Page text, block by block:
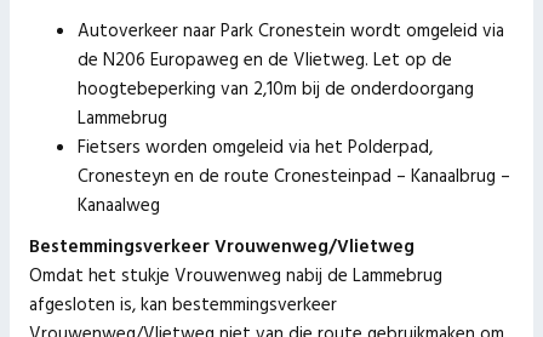
Autoverkeer naar Park Cronestein wordt omgeleid via
de N206 Europaweg en de Vlietweg. Let op de
hoogtebeperking van 2,10m bij de onderdoorgang
Lammebrug
Fietsers worden omgeleid via het Polderpad,
Cronesteyn en de route Cronesteinpad – Kanaalbrug –
Kanaalweg
Bestemmingsverkeer Vrouwenweg/Vlietweg
Omdat het stukje Vrouwenweg nabij de Lammebrug
afgesloten is, kan bestemmingsverkeer